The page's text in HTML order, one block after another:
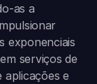
as a
exponenciais
serviços de
e